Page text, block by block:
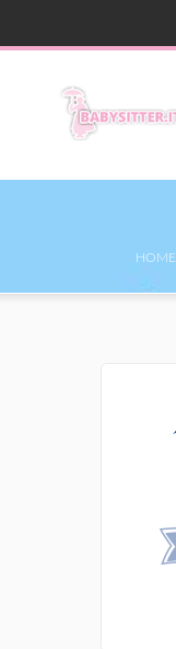
HOME